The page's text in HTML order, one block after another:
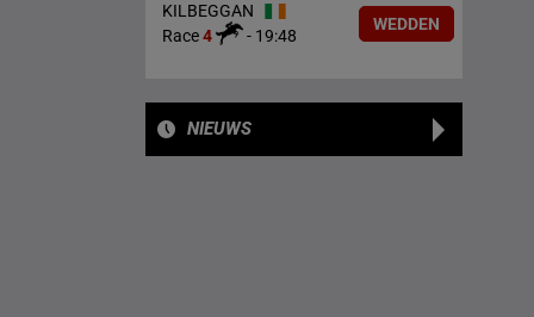
KILBEGGAN
Race4 - 19:48
WEDDEN
NIEUWS